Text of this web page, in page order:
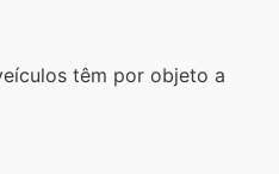
têm por objeto a